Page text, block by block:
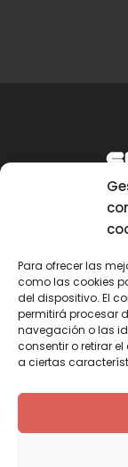
Para ofrecer las
como las cookies
del dispositivo. El
permitirá procesar
navegación o las
consentir o retirar
a ciertas